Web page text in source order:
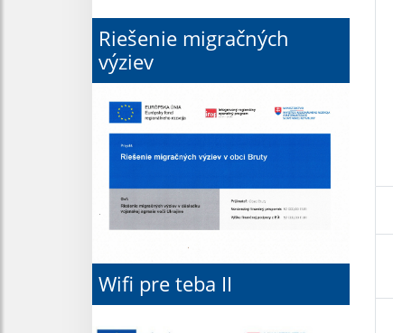
Riešenie migračných
výziev
Wifi pre teba II